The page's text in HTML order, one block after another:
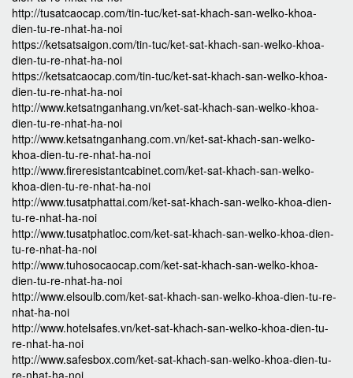
http://tusatcaocap.com/tin-tuc/ket-sat-khach-san-welko-khoa-
dien-tu-re-nhat-ha-noi
https://ketsatsaigon.com/tin-tuc/ket-sat-khach-san-welko-khoa-
dien-tu-re-nhat-ha-noi
https://ketsatcaocap.com/tin-tuc/ket-sat-khach-san-welko-khoa-
dien-tu-re-nhat-ha-noi
http://www.ketsatnganhang.vn/ket-sat-khach-san-welko-khoa-
dien-tu-re-nhat-ha-noi
http://www.ketsatnganhang.com.vn/ket-sat-khach-san-welko-
khoa-dien-tu-re-nhat-ha-noi
http://www.fireresistantcabinet.com/ket-sat-khach-san-welko-
khoa-dien-tu-re-nhat-ha-noi
http://www.tusatphattai.com/ket-sat-khach-san-welko-khoa-dien-
tu-re-nhat-ha-noi
http://www.tusatphatloc.com/ket-sat-khach-san-welko-khoa-dien-
tu-re-nhat-ha-noi
http://www.tuhosocaocap.com/ket-sat-khach-san-welko-khoa-
dien-tu-re-nhat-ha-noi
http://www.elsoulb.com/ket-sat-khach-san-welko-khoa-dien-tu-re-
nhat-ha-noi
http://www.hotelsafes.vn/ket-sat-khach-san-welko-khoa-dien-tu-
re-nhat-ha-noi
http://www.safesbox.com/ket-sat-khach-san-welko-khoa-dien-tu-
re-nhat-ha-noi